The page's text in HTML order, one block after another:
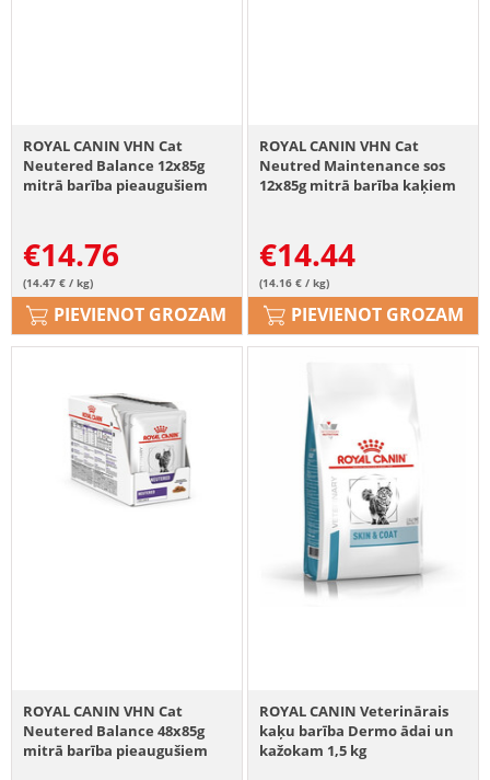
ROYAL CANIN VHN Cat
Neutered Balance 12x85g
mitrā barība pieaugušiem
€14.76
(14.47 € / kg)
PIEVIENOT GROZAM
ROYAL CANIN VHN Cat
Neutred Maintenance sos
12x85g mitrā barība kaķiem
€14.44
(14.16 € / kg)
PIEVIENOT GROZAM
ROYAL CANIN VHN Cat
Neutered Balance 48x85g
mitrā barība pieaugušiem
ROYAL CANIN Veterinārais
kaķu barība Dermo ādai un
kažokam 1,5 kg